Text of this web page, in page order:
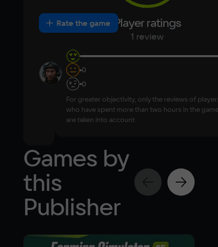
Video card
Space
35 Гб
Other
DirectX(R): 11, Звуковая карта: совместимая
c DirectX
Korean
Japanese
Turkish
Most
helpfulNewPositiveNeutralNegative
Rate the game
Gor4
ок в 25 не
поиграть а
22 норм
July 6
0 0
Player ratings
1 review
0
0
For greater objectivity, only the reviews of
who have spent more than two hours in the
are taken into account
Games by
this
Publisher